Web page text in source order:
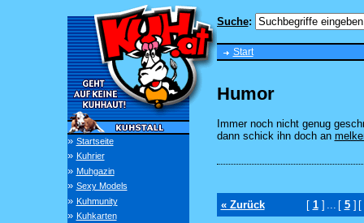
» Startseite
» Kuhrier
» Muhgazin
» Sexy Models
» Kuhmunity
» Kuhkarten
Suche:
Start
Humor
Immer noch nicht genug
dann schick ihn doch an
« Zurück [ 1] [ 5] [